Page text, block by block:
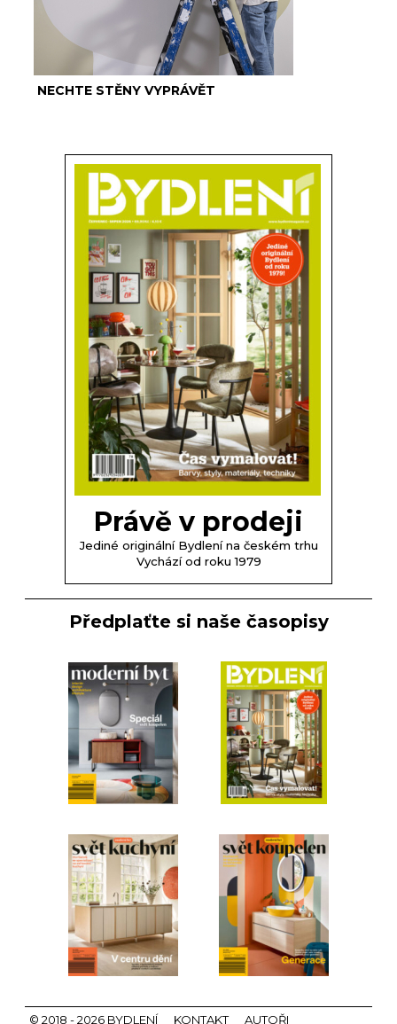
NECHTE STĚNY VYPRÁVĚT
Právě v prodeji
Jediné originální Bydlení na českém trhu
Vychází od roku 1979
Předplaťte si naše časopisy
© 2018 - 2026 BYDLENÍ KONTAKT AUTOŘI